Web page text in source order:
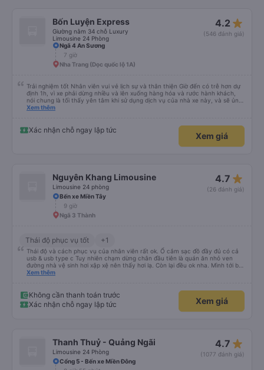
Bốn Luyện Express
Giường nằm 34 chỗ Luxury
Limousine 24 Phòng
4.2 star_rate
(546 đánh giá)
Ngã 4 An Sương
7 giờ
Nha Trang (Dọc quốc lộ 1A)
Trải nghiệm tốt Nhân viên vui vẻ lịch sự và thân thiện Giờ đến có trễ hơn dự
định 1h, vì xe phải dừng nhiều và lên xuống hàng hóa và rước hành khách,
nói chung là tối thấy yên tâm khi sử dụng dịch vụ của nhà xe này, và sẽ ủng
hộ và giới thiệu cho người thân sử dụng dịch vụ của nhà xe này
Xem thêm
Xác nhận chỗ ngay lập tức
Xem giá
Nguyên Khang Limousine
Limousine 24 phòng
4.7 star_rate
(26 đánh giá)
Bến xe Miền Tây
9 giờ
Ngã 3 Thành
Thái độ phục vụ tốt +1
Thái độ và cách phục vụ của nhân viên rất ok. Ổ cắm sạc đồ đầy đủ có cả
usb & usb type c Tuy nhiên chạm dừng chân đầu tiên là quán ăn nhỏ ven
đường nhà vệ sinh hơi xập xệ nên thấy hơi lạ. Còn lại đều ok nha. Mình tới bx
miền tây và thùng đồ tới khu vực thủ đức để giao cho người nhà thì nhà xe
Xem thêm
Không cần thanh toán trước
Xác nhận chỗ ngay lập tức
Xem giá
Thanh Thuỷ - Quảng Ngãi
Limousine 24 Phòng
4.7 star_rate
(1077 đánh giá)
Cổng 5 - Bến xe Miền Đông